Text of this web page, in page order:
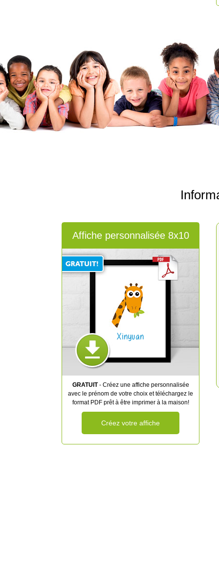
Affiche personnalisée 8x10
Xinyuan
GRATUIT- Créez une affiche personnalisée
avec le prénom de votre choix et téléchargez le
format PDF prêt à être imprimer à la maison!
Créez votre affiche